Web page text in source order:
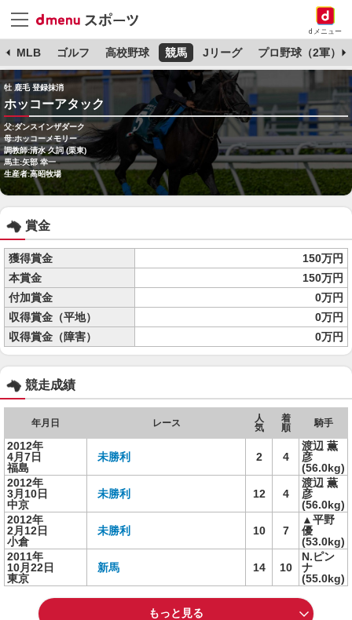
dメニュー
MLB ゴルフ 高校野球 競馬 Jリーグ プロ野球（2軍）
牡 鹿毛 登録抹消
ホッコーアタック
父:ダンスインザダーク
母:ホッコーメモリー
調教師:清水 久詞 (栗東)
馬主:矢部 幸一
生産者:高昭牧場
賞金
獲得賞金
150万円
本賞金
150万円
付加賞金
0万円
収得賞金（平地）
0万円
収得賞金（障害）
0万円
競走成績
年月日 レース
人
気
着
順
騎手
2012年
4月7日
福島
未勝利 2 4
渡辺 薫
彦
(56.0kg)
2012年
3月10日
中京
未勝利 12 4
渡辺 薫
彦
(56.0kg)
2012年
2月12日
小倉
未勝利 10 7
▲平野
優
(53.0kg)
2011年
10月22日
東京
新馬 14 10
N.ピン
ナ
(55.0kg)
もっと見る